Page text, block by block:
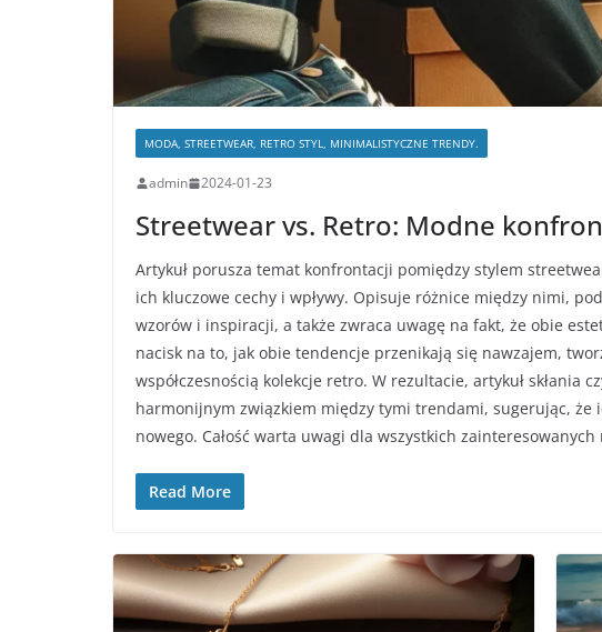
MODA, STREETWEAR, RETRO STYL, MINIMALISTYCZNE TRENDY.
admin 2024-01-23
Streetwear vs. Retro: Modne
Artykuł porusza temat konfrontacji pomiędzy stylem
ich kluczowe cechy i wpływy. Opisuje różnice między nimi,
wzorów i inspiracji, a także zwraca uwagę na fakt, że obie
nacisk na to, jak obie tendencje przenikają się nawzajem,
współczesnością kolekcje retro. W rezultacie, artykuł skłania
harmonijnym związkiem między tymi trendami, sugerując, że
nowego. Całość warta uwagi dla wszystkich
Read More